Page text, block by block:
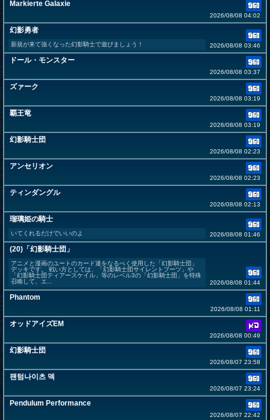
Markierte Galaxie
2026/08/08 04:02
幻影勇者
新規が来て強くなった幻影騎士で遊びましょう！ 2026/08/08 03:46
ドール・モンスター
2026/08/08 03:37
ズァーク
2026/08/08 03:19
覇王竜
2026/08/08 03:19
幻影騎士団
2026/08/08 02:23
アンセリオン
2026/08/08 02:23
ティンダングル
2026/08/08 02:13
瑠璃姫の騎士
いてくれるだけでいいのよ 2026/08/08 01:46
(20)「幻影騎士団」
アニメと漫画のユートのカード達をなるべく使用した「幻影騎士団」
デッキです。 戦い方としては、「幻影騎士団サイレントブーツ」や
「幻影騎士団ティアースケイル」等のレベル3の「幻影騎士団」を特殊
召喚して、エ...
2026/08/08 01:44
Phantom
2026/08/08 01:11
オッドアイズEM
2026/08/08 00:49
幻影騎士団
2026/08/07 23:58
팬텀나이츠 덱
2026/08/07 23:24
Pendulum Performance
2026/08/07 22:42